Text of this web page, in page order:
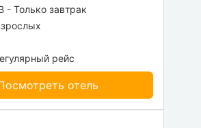
- Только завтрак
рейс
отель